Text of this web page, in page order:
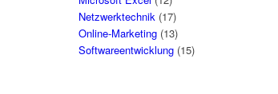
Netzwerktechnik (17)
Online-Marketing (13)
Softwareentwicklung (15)